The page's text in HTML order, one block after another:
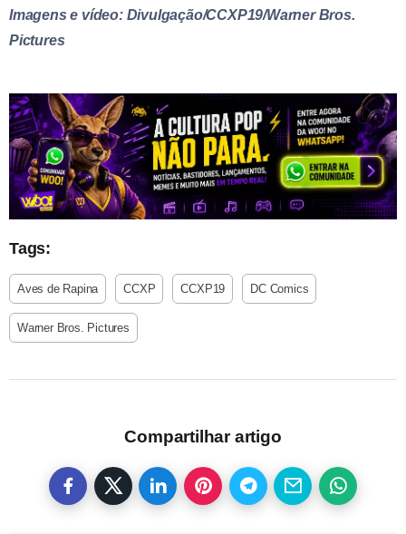
Imagens e vídeo: Divulgação/CCXP19/Warner Bros.
Pictures
Tags:
Aves de Rapina CCXP CCXP19 DC Comics
Warner Bros. Pictures
Compartilhar artigo